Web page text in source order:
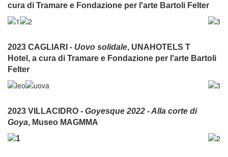
cura di Tramare e Fondazione per l'arte Bartoli Felter
2023 CAGLIARI - Uovo solidale, UNAHOTELS T
Hotel, a cura di Tramare e Fondazione per l'arte Bartoli
Felter
2023 VILLACIDRO - Goyesque 2022 - Alla corte di
Goya, Museo MAGMMA